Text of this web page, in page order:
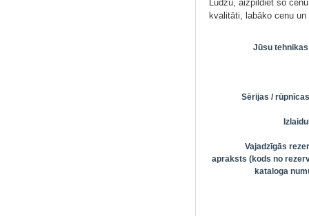
Lūdzu, aizpildiet šo
kvalitāti, labāko cenu
Jūsu
Sērijas /
Vajadzīgās
apraksts (kods no
kataloga